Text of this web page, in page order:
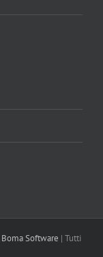
Boma Software | Tutti